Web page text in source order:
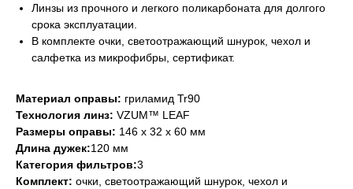
Линзы из прочного и легкого поликарбоната для долгого
срока эксплуатации.
В комплекте очки, светоотражающий шнурок, чехол и
салфетка из микрофибры, сертификат.
Материал оправы: гриламид Tr90
Технология линз: VZUM™ LEAF
Размеры оправы: 146 х 32 х 60 мм
Длина дужек:120 мм
Категория фильтров:3
Комплект: очки, светоотражающий шнурок, чехол и